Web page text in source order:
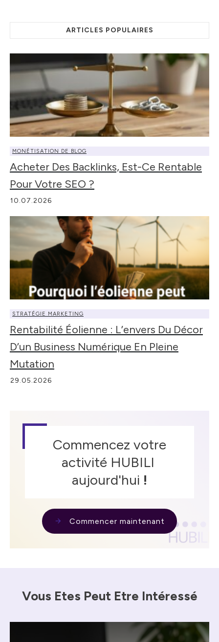
ARTICLES POPULAIRES
MONÉTISATION DE BLOG
Acheter Des Backlinks, Est-Ce Rentable
Pour Votre SEO ?
10.07.2026
STRATÉGIE MARKETING
Rentabilité Éolienne : L’envers Du Décor
D’un Business Numérique En Pleine
Mutation
29.05.2026
Commencez votre
activité HUBILI
aujourd'hui !
Commencer maintenant
Vous Etes Peut Etre Intéressé